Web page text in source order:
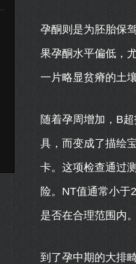
孕酮则是为胚胎保
果孕酮水平偏低，
一片略显贫瘠的土
随着孕周增加，B
具，而变成了描绘
卡。这项检查通过
险。NT值通常小
是否在合理范围内。
到了孕中期的大排